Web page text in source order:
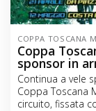
COPPA TOSCANA
Coppa
sponsor in
Continua a vele
Coppa Toscana
circuito, fissata